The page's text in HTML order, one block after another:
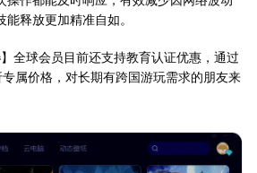
释放更加精准自如。
】全球会员目前还支持教育认证优惠，通过
属价格，对长期有跨国游玩需求的朋友来